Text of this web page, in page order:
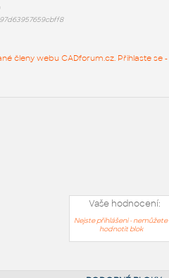
členy webu CADforum.cz. Přihlaste se -
Vaše hodnocení:
Nejste přihlášeni - nemůžete
hodnotit blok